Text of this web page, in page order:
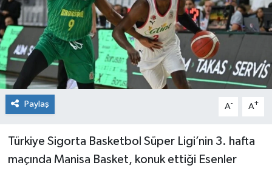
Paylaş A- A+
Türkiye Sigorta Basketbol Süper Ligi’nin 3. hafta
maçında Manisa Basket, konuk ettiği Esenler